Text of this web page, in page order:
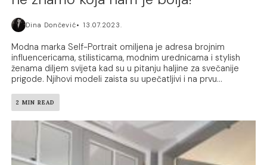
Dina Dončević 13.07.2023.
Modna marka Self-Portrait omiljena je adresa brojnim
influencericama, stilisticama, modnim urednicama i stylish
ženama diljem svijeta kad su u pitanju haljine za svečanije
prigode. Njihovi modeli zaista su upečatljivi i na prvu...
2 MIN READ